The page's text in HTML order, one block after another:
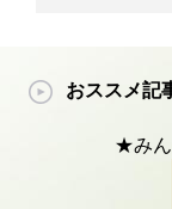
おススメ
★みん